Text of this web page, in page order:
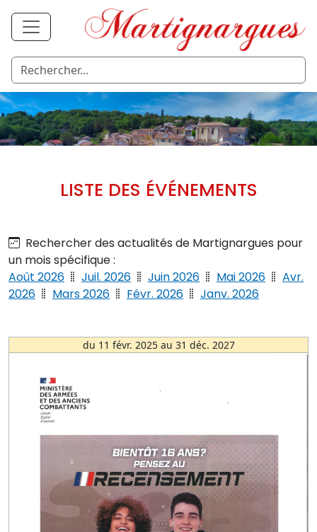
LISTE DES ÉVÉNEMENTS
Rechercher des actualités de Martignargues pour
un mois spécifique :
Août 2026
Juil. 2026 Juin 2026 Mai 2026
Avr.
2026
Mars 2026 Févr. 2026 Janv. 2026
du 11 févr. 2025 au 31 déc. 2027